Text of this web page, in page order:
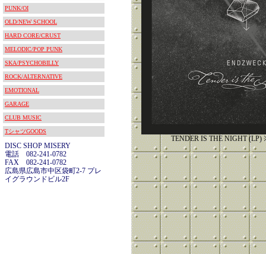
PUNK/OI
OLD/NEW SCHOOL
HARD CORE/CRUST
MELODIC/POP PUNK
SKA/PSYCHOBILLY
ROCK/ALTERNATIVE
EMOTIONAL
GARAGE
CLUB MUSIC
TシャツGOODS
DISC SHOP MISERY
電話 082-241-0782
FAX 082-241-0782
広島県広島市中区袋町2-7 プレ
イグラウンドビル2F
TENDER IS THE NIGHT